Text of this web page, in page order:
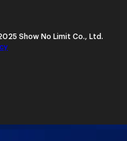
Show No Limit Co., Ltd.